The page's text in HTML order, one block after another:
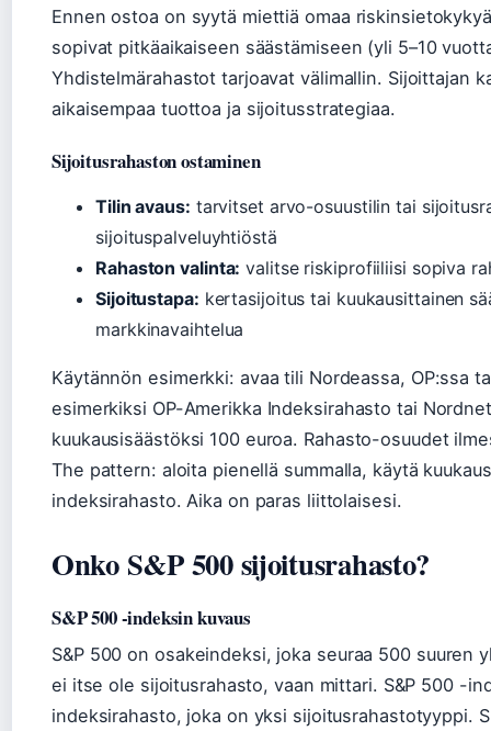
Ennen ostoa on syytä miettiä omaa
sopivat pitkäaikaiseen säästämiseen (yli 5–10
Yhdistelmärahastot tarjoavat välimallin. Sijoittajan
aikaisempaa tuottoa ja sijoitusstrategiaa.
Sijoitusrahaston ostaminen
Tilin avaus: tarvitset arvo-osuustilin tai
sijoituspalveluyhtiöstä
Rahaston valinta: valitse riskiprofiiliisi sopiva
Sijoitustapa: kertasijoitus tai kuukausittainen
markkinavaihtelua
Käytännön esimerkki: avaa tili Nordeassa, OP:ssa
esimerkiksi OP-Amerikka Indeksirahasto tai
kuukausisäästöksi 100 euroa. Rahasto-osuudet
The pattern: aloita pienellä summalla, käytä
indeksirahasto. Aika on paras liittolaisesi.
Onko S&P 500 sijoitusrahasto?
S&P 500 -indeksin kuvaus
S&P 500 on osakeindeksi, joka seuraa 500 suuren
ei itse ole sijoitusrahasto, vaan mittari. S&P 500 -
indeksirahasto, joka on yksi sijoitusrahastotyyppi.